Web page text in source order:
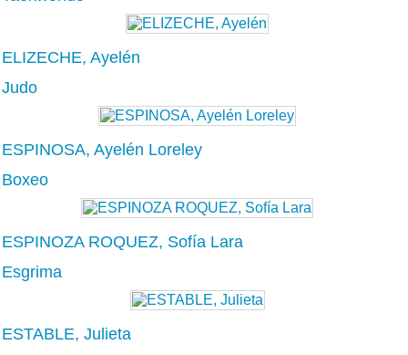
ELIZECHE, Ayelén
Judo
ESPINOSA, Ayelén Loreley
Boxeo
ESPINOZA ROQUEZ, Sofía Lara
Esgrima
ESTABLE, Julieta